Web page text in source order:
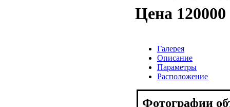
Цена
Галерея
Описание
Параметры
Расположение
Фотографии